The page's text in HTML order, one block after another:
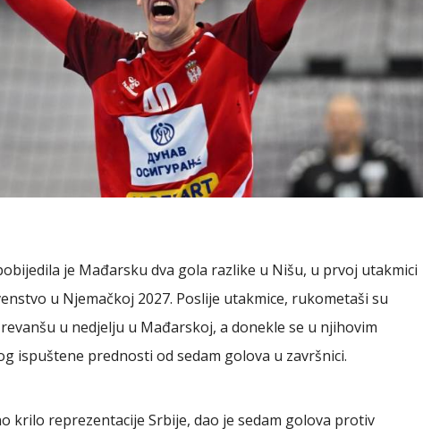
je Mađarsku dva gola razlike u Nišu, u prvoj utakmici
u Njemačkoj 2027. Poslije utakmice, rukometaši su
u nedjelju u Mađarskoj, a donekle se u njihovim
ispuštene prednosti od sedam golova u završnici.
krilo reprezentacije Srbije, dao je sedam golova protiv